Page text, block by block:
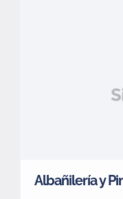
Albañilería y